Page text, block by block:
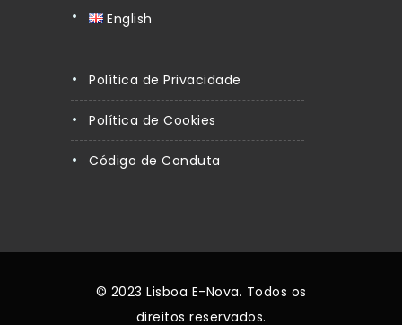
English
Política de Privacidade
Política de Cookies
Código de Conduta
© 2023 Lisboa E-Nova. Todos os
direitos reservados.